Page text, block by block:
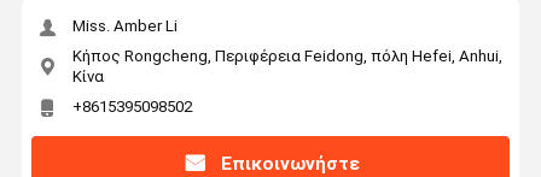
Miss. Amber Li
Κήπος Rongcheng, Περιφέρεια Feidong, πόλη Hefei, Anhui,
Κίνα
+8615395098502
Επικοινωνήστε